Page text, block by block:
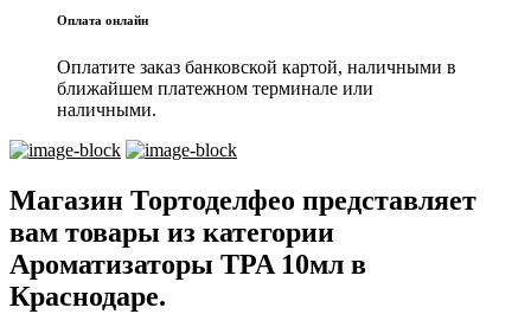
Оплата онлайн
Оплатите заказ банковской картой, наличными в
ближайшем платежном терминале или
наличными.
Магазин Тортоделфео представляет
вам товары из категории
Ароматизаторы TPA 10мл в
Краснодаре.